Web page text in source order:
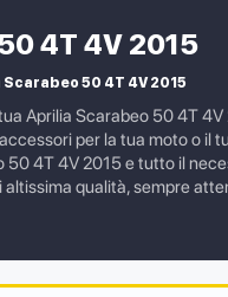
4T 4V 2015
50 4T 4V 2015
Aprilia Scarabeo 50 4T
per la tua moto o il
50 4T 4V 2015 e tutto il
qualità, sempre